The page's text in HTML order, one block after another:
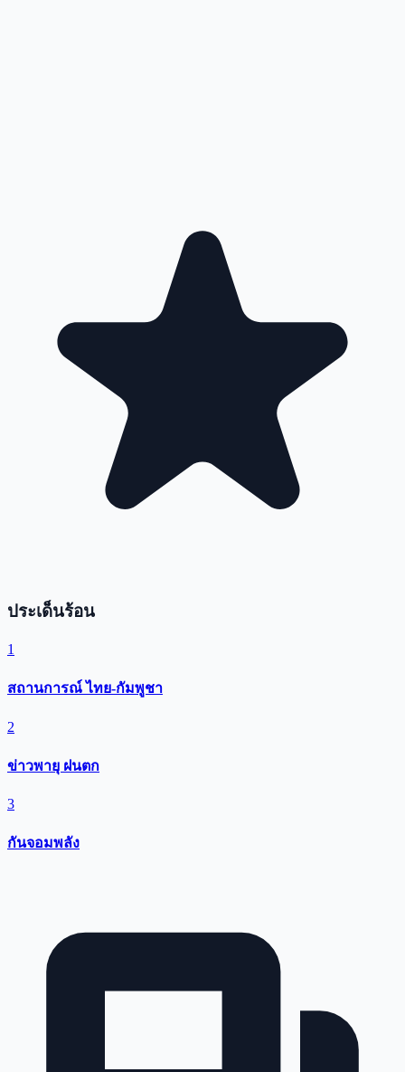
ประเด็นร้อน
1
สถานการณ์ ไทย-กัมพูชา
2
ข่าวพายุ ฝนตก
3
กันจอมพลัง